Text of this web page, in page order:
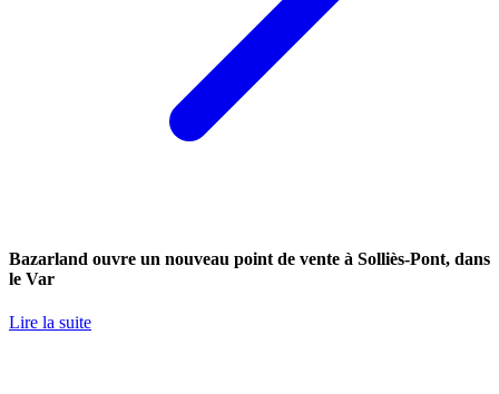
Bazarland ouvre un nouveau point de vente à Solliès-Pont, dans
le Var
Lire la suite